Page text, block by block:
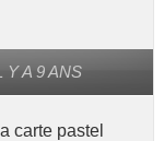
Y A 9 ANS
carte pastel